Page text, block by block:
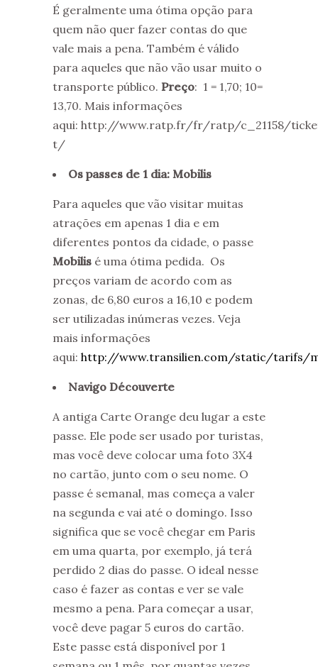
É geralmente uma ótima opção para
quem não quer fazer contas do que
vale mais a pena. Também é válido
para aqueles que não vão usar muito o
transporte público. Preço: 1 = 1,70; 10=
13,70. Mais informações
aqui: http://www.ratp.fr/fr/ratp/c_21158/
t/
Os passes de 1 dia: Mobilis
Para aqueles que vão visitar muitas
atrações em apenas 1 dia e em
diferentes pontos da cidade, o passe
Mobilis é uma ótima pedida. Os
preços variam de acordo com as
zonas, de 6,80 euros a 16,10 e podem
ser utilizadas inúmeras vezes. Veja
mais informações
aqui: http://www.transilien.com/static/tarifs/
Navigo Découverte
A antiga Carte Orange deu lugar a este
passe. Ele pode ser usado por turistas,
mas você deve colocar uma foto 3X4
no cartão, junto com o seu nome. O
passe é semanal, mas começa a valer
na segunda e vai até o domingo. Isso
significa que se você chegar em Paris
em uma quarta, por exemplo, já terá
perdido 2 dias do passe. O ideal nesse
caso é fazer as contas e ver se vale
mesmo a pena. Para começar a usar,
você deve pagar 5 euros do cartão.
Este passe está disponível por 1